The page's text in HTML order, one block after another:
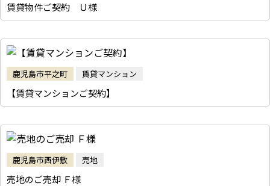
賃貸物件ご契約 Ｕ様
鹿児島市平之町 賃貸マンション
【賃貸マンションご契約】
鹿児島市西伊敷 売地
売地のご売却 Ｆ様